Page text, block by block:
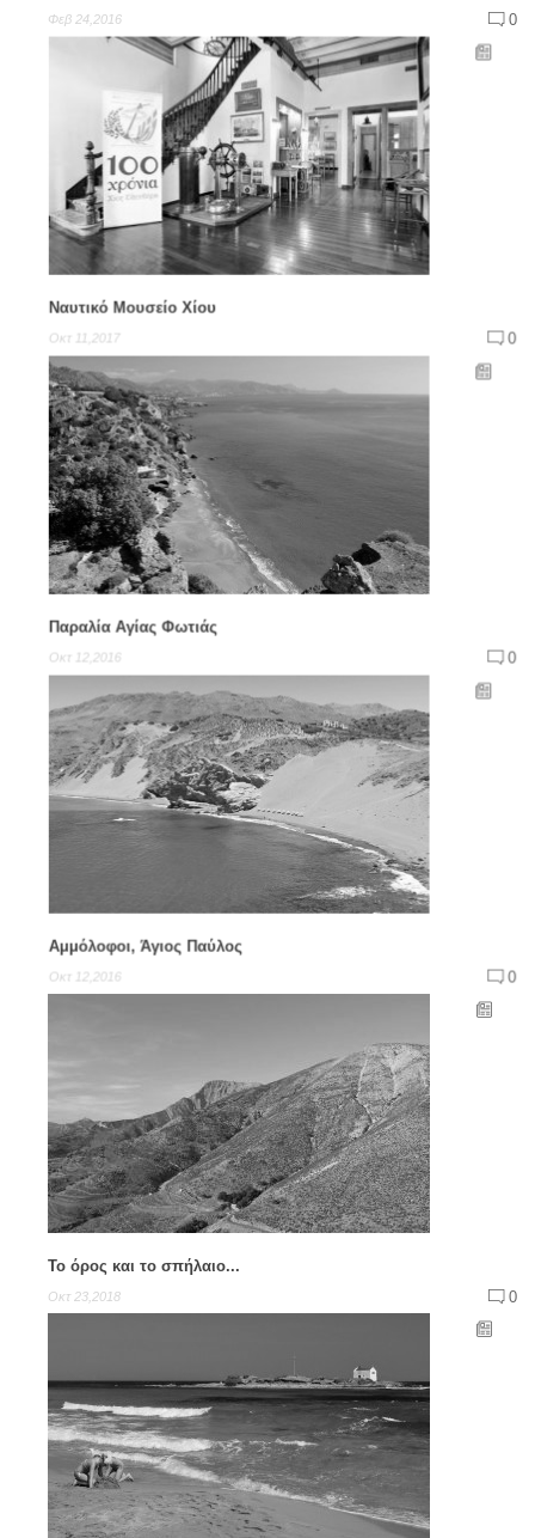
Φεβ 24,2016 0
Ναυτικό Μουσείο Χίου
Οκτ 11,2017 0
Παραλία Αγίας Φωτιάς
Οκτ 12,2016 0
Αμμόλοφοι, Άγιος Παύλος
Οκτ 12,2016 0
Το όρος και το σπήλαιο...
Οκτ 23,2018 0